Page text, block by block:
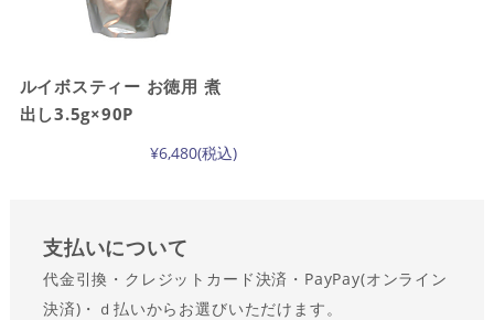
ルイボスティー お徳用 煮
出し3.5g×90P
¥6,480(税込)
支払いについて
代金引換・クレジットカード決済・PayPay(オンライン
決済)・ｄ払いからお選びいただけます。